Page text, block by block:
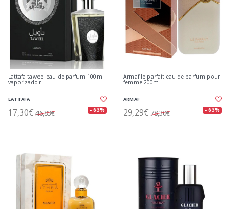
Lattafa taweel eau de parfum 100ml
vaporizador
LATTAFA
17,30€ 46,83€ - 63%
Armaf le parfait eau de parfum pour
femme 200ml
ARMAF
29,29€ 78,30€ - 63%